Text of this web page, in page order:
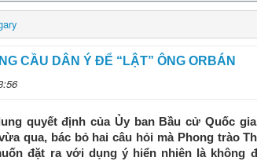
CẦU DÂN Ý ĐỂ “LẬT” ÔNG ORBÁN
quyết định của Ủy ban Bầu cử Quốc
qua, bác bỏ hai câu hỏi mà Phong trào
đặt ra với dụng ý hiển nhiên là không